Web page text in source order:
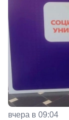
вчера в 09:04